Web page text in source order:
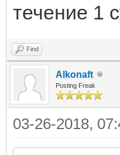
течение 1
Find
Alkonaft
Posting Freak
03-26-2018,